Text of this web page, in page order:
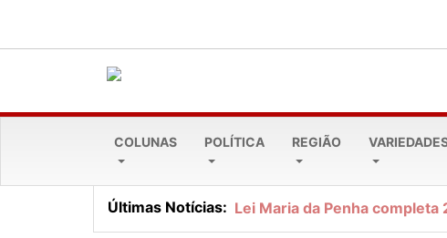
COLUNAS POLÍTICA REGIÃO
Últimas Notícias: Lei Maria da Penha completa